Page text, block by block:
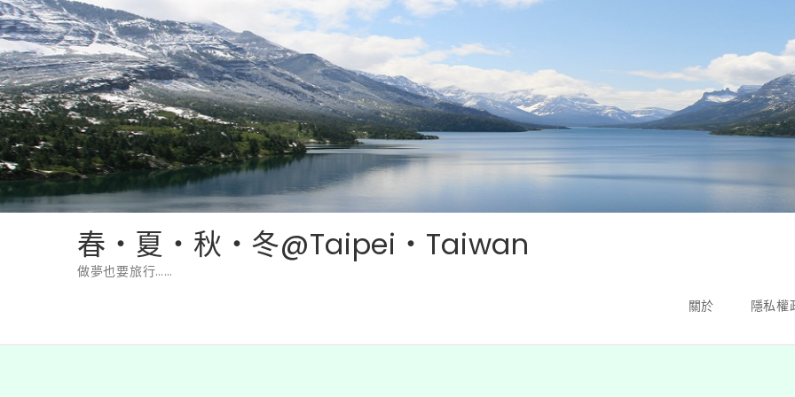
Skip
to
content
春‧夏‧秋‧冬@Taipei‧Taiwan
做夢也要旅行……
關於
隱私權